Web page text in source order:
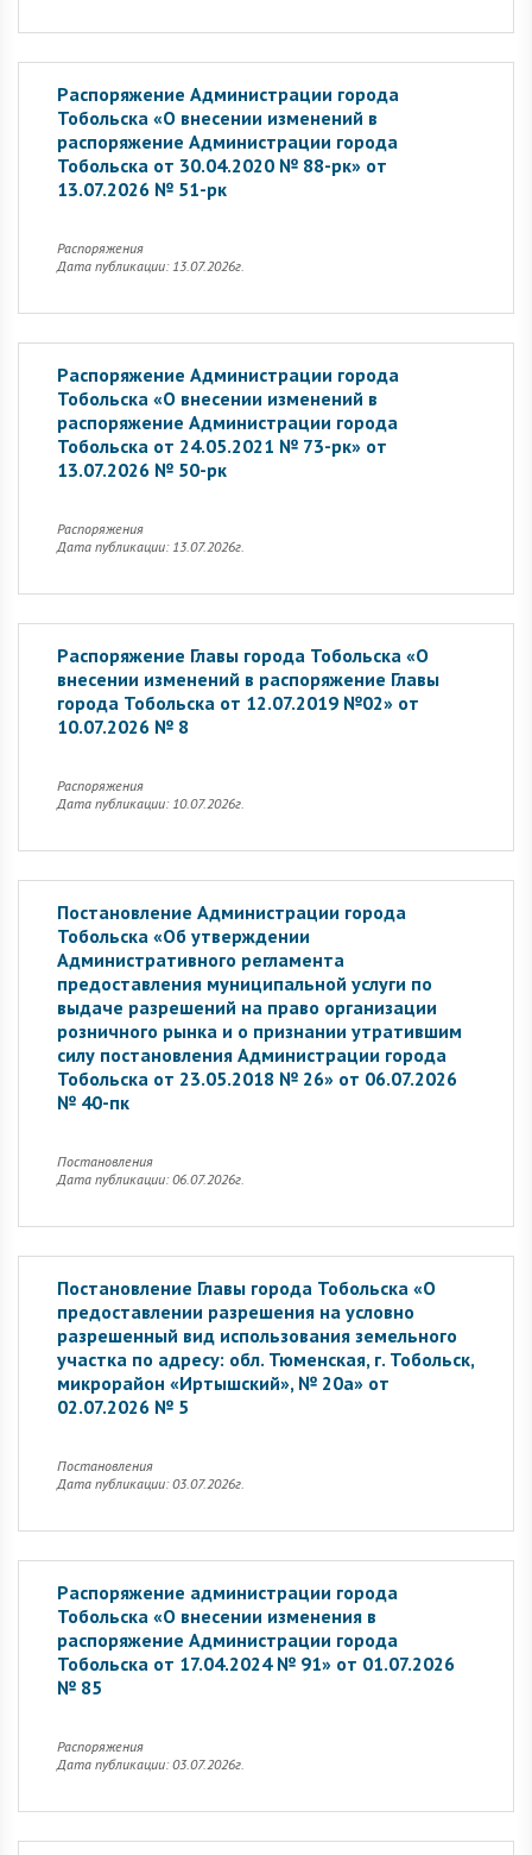
Распоряжение Администрации города
Тобольска «О внесении изменений в
распоряжение Администрации города
Тобольска от 30.04.2020 № 88-рк» от
13.07.2026 № 51-рк
Распоряжения
Дата публикации: 13.07.2026г.
Распоряжение Администрации города
Тобольска «О внесении изменений в
распоряжение Администрации города
Тобольска от 24.05.2021 № 73-рк» от
13.07.2026 № 50-рк
Распоряжения
Дата публикации: 13.07.2026г.
Распоряжение Главы города Тобольска «О
внесении изменений в распоряжение Главы
города Тобольска от 12.07.2019 №02» от
10.07.2026 № 8
Распоряжения
Дата публикации: 10.07.2026г.
Постановление Администрации города
Тобольска «Об утверждении
Административного регламента
предоставления муниципальной услуги по
выдаче разрешений на право организации
розничного рынка и о признании утратившим
силу постановления Администрации города
Тобольска от 23.05.2018 № 26» от 06.07.2026
№ 40-пк
Постановления
Дата публикации: 06.07.2026г.
Постановление Главы города Тобольска «О
предоставлении разрешения на условно
разрешенный вид использования земельного
участка по адресу: обл. Тюменская, г. Тобольск,
микрорайон «Иртышский», № 20а» от
02.07.2026 № 5
Постановления
Дата публикации: 03.07.2026г.
Распоряжение администрации города
Тобольска «О внесении изменения в
распоряжение Администрации города
Тобольска от 17.04.2024 № 91» от 01.07.2026
№ 85
Распоряжения
Дата публикации: 03.07.2026г.